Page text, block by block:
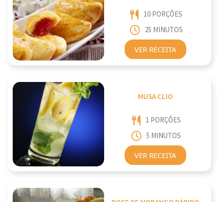
10 PORÇÕES
25 MINUTOS
VER RECEITA
MUSA CLIO
1 PORÇÕES
5 MINUTOS
VER RECEITA